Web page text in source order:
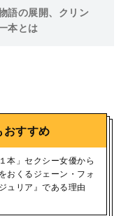
語の展開、クリン
本とは
おすすめ
本」セクシー女優から
おくるジェーン・フォ
ュリア』である理由